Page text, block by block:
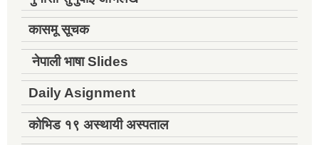
कासमू सूचक
नेपाली भाषा Slides
Daily Asignment
कोभिड १९ अस्थायी अस्पताल